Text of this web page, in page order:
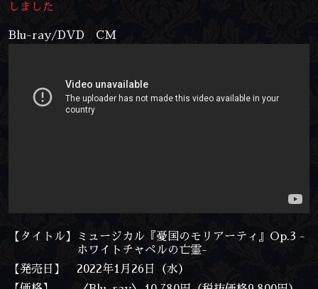
しました
Blu-ray/DVD CM
【タイトル】
ミュージカル『憂国のモリアーティ』Op.3 -
ホワイトチャペルの亡霊-
【発売日】
2022年1月26日（水）